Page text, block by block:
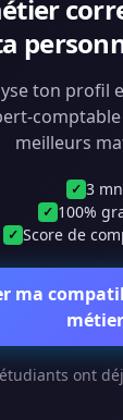
ton profil
meilleurs
✓ 3 mn
✓ 100%
✓ Score de
ma
métier
ont